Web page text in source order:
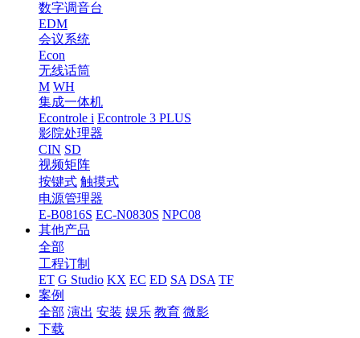
数字调音台
EDM
会议系统
Econ
无线话筒
M WH
集成一体机
Econtrole i Econtrole 3 PLUS
影院处理器
CIN SD
视频矩阵
按键式 触摸式
电源管理器
E-B0816S EC-N0830S NPC08
其他产品
全部
工程订制
ET G Studio KX EC ED SA DSA TF
案例
全部 演出 安装 娱乐 教育 微影
下载